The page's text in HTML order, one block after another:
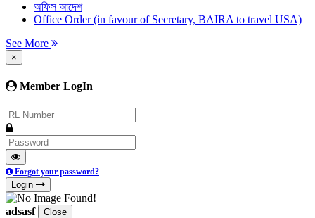
অফিস আদেশ
Office Order (in favour of Secretary, BAIRA to travel USA)
See More
×
Member LogIn
Forgot your password?
Login
adsasf Close